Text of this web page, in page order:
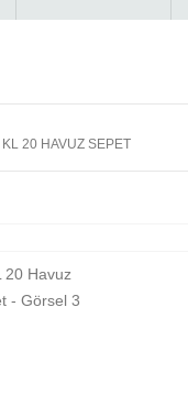
KL 20 HAVUZ SEPET